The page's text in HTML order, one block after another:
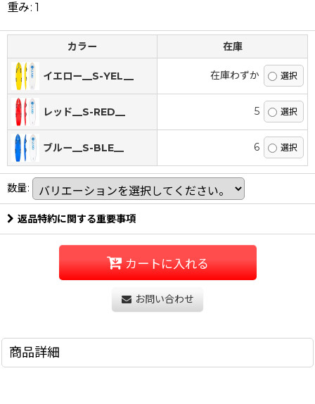
重み: 1
カラー 在庫
イエロー__S-YEL__ 在庫わずか
レッド__S-RED__ 5
ブルー__S-BLE__ 6
数量:
返品特約に関する重要事項
カートに入れる
お問い合わせ
商品詳細